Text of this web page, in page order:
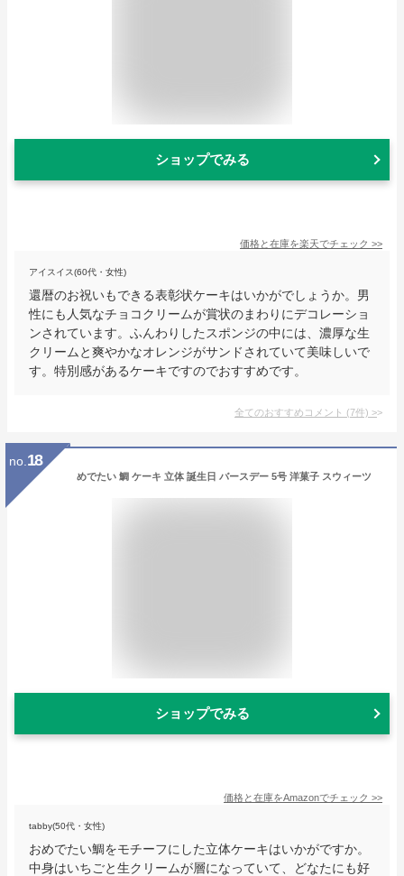
ショップでみる
価格と在庫を楽天でチェック >>
アイスイス(60代・女性)
還暦のお祝いもできる表彰状ケーキはいかがでしょうか。男
性にも人気なチョコクリームが賞状のまわりにデコレーショ
ンされています。ふんわりしたスポンジの中には、濃厚な生
クリームと爽やかなオレンジがサンドされていて美味しいで
す。特別感があるケーキですのでおすすめです。
全てのおすすめコメント (7件) >
no. 18
めでたい 鯛 ケーキ 立体 誕生日 バースデー 5号 洋菓子 スウィーツ
ショップでみる
価格と在庫をAmazonでチェック >>
tabby(50代・女性)
おめでたい鯛をモチーフにした立体ケーキはいかがですか。
中身はいちごと生クリームが層になっていて、どなたにも好